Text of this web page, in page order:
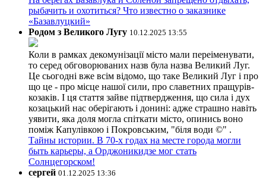
рыбачить и охотиться? Что известно о заказнике
«Базавлуцкий»
Родом з Великого Лугу 10.12.2025 13:55
Коли в рамках декомунізації місто мали переіменувати,
то серед обговорюваних назв була назва Великий Луг.
Це сьогодні вже всім відомо, що таке Великий Луг і про
що це - про місце нашої сили, про славетних пращурів-
козаків. І ця стаття зайве підтвердження, що сила і дух
козацький нас оберігають і донині: адже страшно навіть
уявити, яка доля могла спіткати місто, опинись воно
поміж Капулівкою і Покровським, "біля води ©" .
Тайны истории. В 70-х годах на месте города могли
быть карьеры, а Орджоникидзе мог стать
Солнцегорском!
сергей 01.12.2025 13:36